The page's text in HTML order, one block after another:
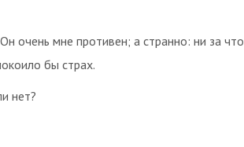
очень мне противен; а странно: ни за что
бы страх.
нет?